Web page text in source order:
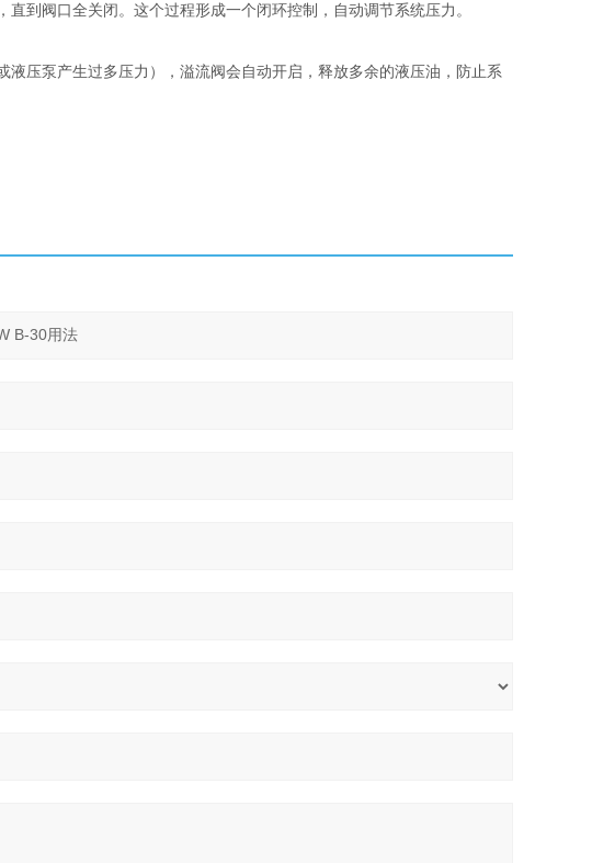
到阀口全关闭。这个过程形成一个闭环控制，自动调节系统压力。
压泵产生过多压力），溢流阀会自动开启，释放多余的液压油，防止系